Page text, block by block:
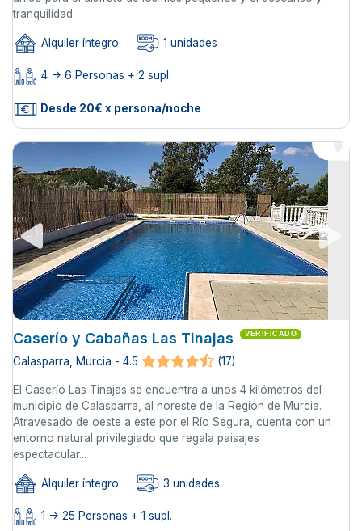
tranquilidad
Alquiler íntegro 1 unidades
4 -> 6 Personas + 2 supl.
Desde 20€ x persona/noche
Caserío y Cabañas Las Tinajas VERIFICADO
Calasparra, Murcia - 4.5 (17)
El Caserío Las Tinajas se encuentra a unos 4 kilómetros del
municipio de Calasparra, al noreste de la Región de Murcia.
Atravesado de oeste a este por el Río Segura, cuenta con un
entorno natural privilegiado que regala paisajes
espectacular...
Alquiler íntegro 3 unidades
1 -> 25 Personas + 1 supl.